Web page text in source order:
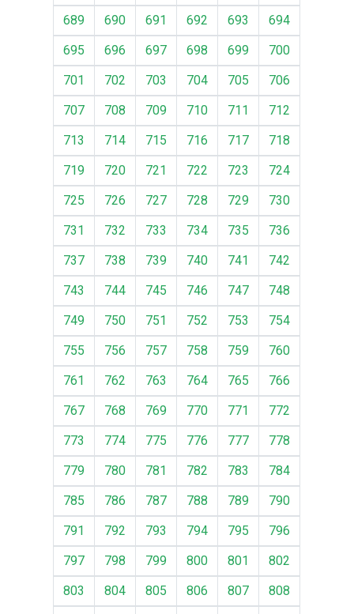
689
690 691 692 693
694
695
696 697 698 699
700
701
702 703 704 705
706
707
708 709 710 711
712
713
714 715 716 717
718
719
720 721 722 723
724
725
726 727 728 729
730
731
732 733 734 735
736
737
738 739 740 741
742
743
744 745 746 747
748
749
750 751 752 753
754
755
756 757 758 759
760
761
762 763 764 765
766
767
768 769 770 771
772
773
774 775 776 777
778
779
780 781 782 783
784
785
786 787 788 789
790
791
792 793 794 795
796
797
798 799 800 801
802
803
804 805 806 807
808